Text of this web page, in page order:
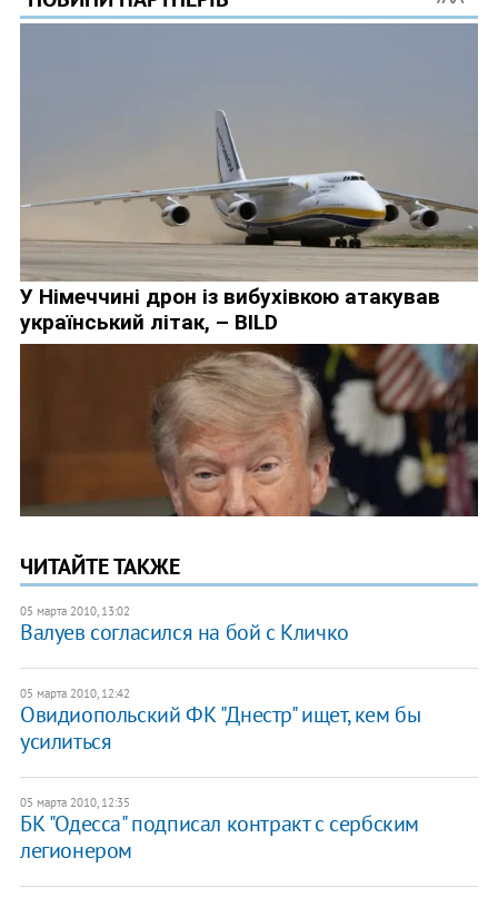
ЧИТАЙТЕ ТАКЖЕ
05 марта 2010, 13:02
Валуев согласился на бой с Кличко
05 марта 2010, 12:42
Овидиопольский ФК "Днестр" ищет, кем бы
усилиться
05 марта 2010, 12:35
БК "Одесса" подписал контракт с сербским
легионером